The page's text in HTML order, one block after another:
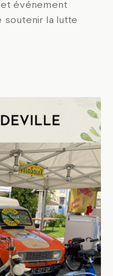
événement
soutenir la lutte